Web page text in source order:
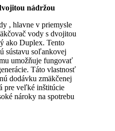
nádržou
, hlavne v priemysle
vody s dvojitou
ako Duplex. Tento
sústavu soľankovej
umožňuje fungovať
Táto vlastnosť
dodávku zmäkčenej
pre veľké inštitúcie
nároky na spotrebu